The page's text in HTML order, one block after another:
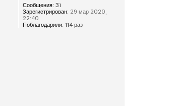
Сообщения: 31
Зарегистрирован: 29 мар 2020,
22:40
Поблагодарили: 114 раз